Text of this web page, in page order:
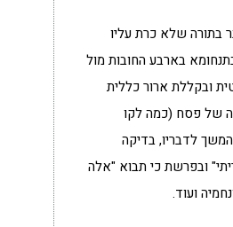
בתורה שלא כרת עליו
בארבע החובות מול
ובקללת ארור כללית
של פסח (כמה לקו
לדבריו, בדיקה
ובפרשת כי תבוא "אלה
ועוד.